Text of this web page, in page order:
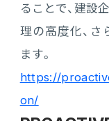
ることで、建設
理の高度化、
ます。
https://
on/